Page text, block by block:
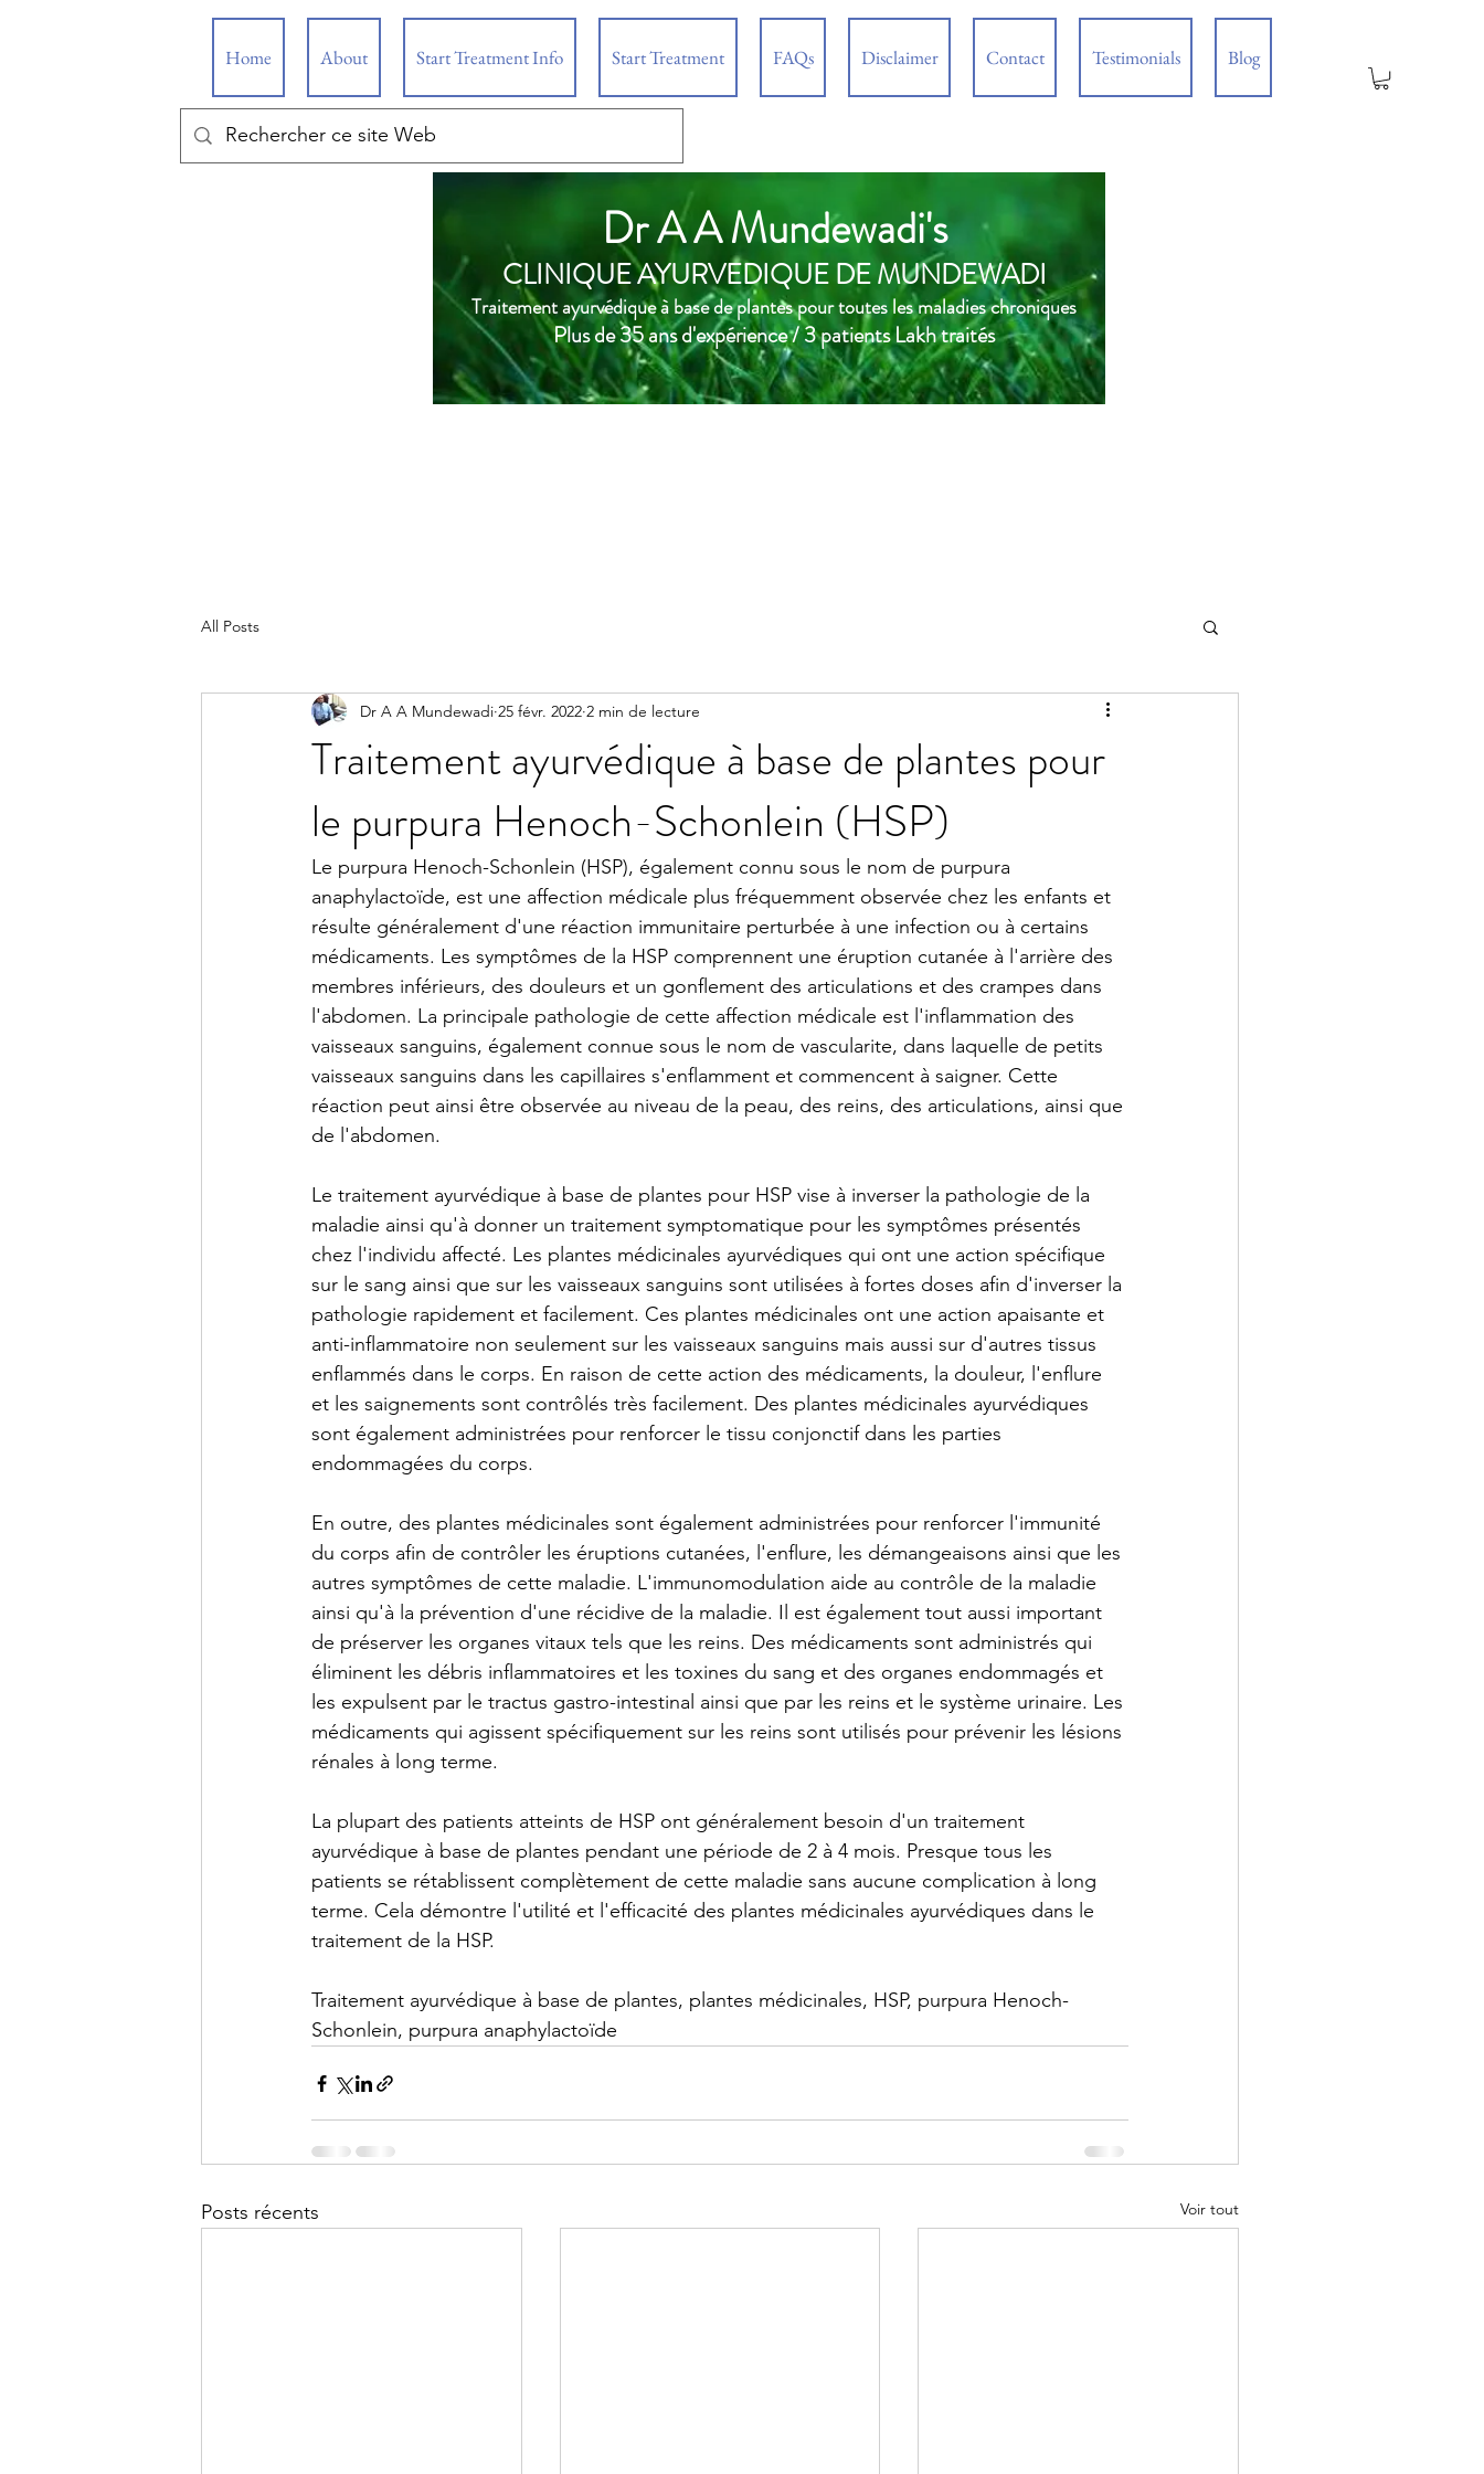
Home About Start Treatment Info Start Treatment FAQs Disclaimer Contact Testimonials Blog
Dr A A Mundewadi's
CLINIQUE AYURVEDIQUE DE MUNDEWADI
Traitement ayurvédique à base de plantes pour toutes les maladies chroniques
Plus de 35 ans d'expérience / 3 patients Lakh traités
All Posts
Traitement ayurvédique à base de plantes pour
le purpura Henoch-Schonlein (HSP)
Dr A A Mundewadi 25 févr. 2022 2 min de lecture
Le purpura Henoch-Schonlein (HSP), également connu sous le nom de purpura
anaphylactoïde, est une affection médicale plus fréquemment observée chez les enfants et
résulte généralement d'une réaction immunitaire perturbée à une infection ou à certains
médicaments. Les symptômes de la HSP comprennent une éruption cutanée à l'arrière des
membres inférieurs, des douleurs et un gonflement des articulations et des crampes dans
l'abdomen. La principale pathologie de cette affection médicale est l'inflammation des
vaisseaux sanguins, également connue sous le nom de vascularite, dans laquelle de petits
vaisseaux sanguins dans les capillaires s'enflamment et commencent à saigner. Cette
réaction peut ainsi être observée au niveau de la peau, des reins, des articulations, ainsi que
de l'abdomen.
Le traitement ayurvédique à base de plantes pour HSP vise à inverser la pathologie de la
maladie ainsi qu'à donner un traitement symptomatique pour les symptômes présentés
chez l'individu affecté. Les plantes médicinales ayurvédiques qui ont une action spécifique
sur le sang ainsi que sur les vaisseaux sanguins sont utilisées à fortes doses afin d'inverser la
pathologie rapidement et facilement. Ces plantes médicinales ont une action apaisante et
anti-inflammatoire non seulement sur les vaisseaux sanguins mais aussi sur d'autres tissus
enflammés dans le corps. En raison de cette action des médicaments, la douleur, l'enflure
et les saignements sont contrôlés très facilement. Des plantes médicinales ayurvédiques
sont également administrées pour renforcer le tissu conjonctif dans les parties
endommagées du corps.
En outre, des plantes médicinales sont également administrées pour renforcer l'immunité
du corps afin de contrôler les éruptions cutanées, l'enflure, les démangeaisons ainsi que les
autres symptômes de cette maladie. L'immunomodulation aide au contrôle de la maladie
ainsi qu'à la prévention d'une récidive de la maladie. Il est également tout aussi important
de préserver les organes vitaux tels que les reins. Des médicaments sont administrés qui
éliminent les débris inflammatoires et les toxines du sang et des organes endommagés et
les expulsent par le tractus gastro-intestinal ainsi que par les reins et le système urinaire. Les
médicaments qui agissent spécifiquement sur les reins sont utilisés pour prévenir les lésions
rénales à long terme.
La plupart des patients atteints de HSP ont généralement besoin d'un traitement
ayurvédique à base de plantes pendant une période de 2 à 4 mois. Presque tous les
patients se rétablissent complètement de cette maladie sans aucune complication à long
terme. Cela démontre l'utilité et l'efficacité des plantes médicinales ayurvédiques dans le
traitement de la HSP.
Traitement ayurvédique à base de plantes, plantes médicinales, HSP, purpura Henoch-
Schonlein, purpura anaphylactoïde
Posts récents Voir tout